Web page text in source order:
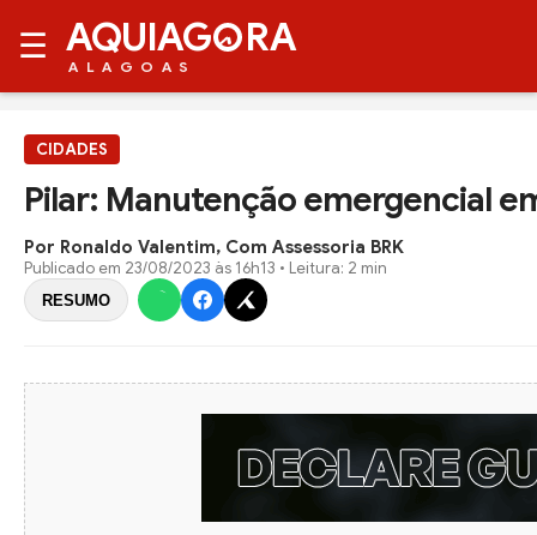
☰ AQUIAG RA
ALAGOAS
CIDADES
Pilar: Manutenção emergencial
Por Ronaldo Valentim, Com Assessoria BRK
Publicado em 23/08/2023 às 16h13 • Leitura: 2 min
RESUMO